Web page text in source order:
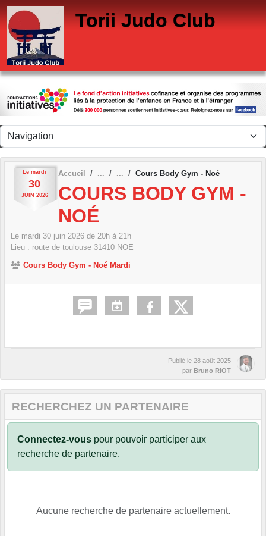
Torii Judo Club
Le mardi
30
JUIN 2026
Accueil Cours Body Gym - Noé
COURS BODY GYM -
NOÉ
Le mardi 30 juin 2026 de 20h à 21h
Lieu : route de toulouse 31410 NOE
Cours Body Gym - Noé Mardi
Publié le 28 août 2025
par Bruno RIOT
RECHERCHEZ UN PARTENAIRE
Connectez-vous pour pouvoir participer aux
recherche de partenaire.
Aucune recherche de partenaire actuellement.
Panneau de gestion des cookies